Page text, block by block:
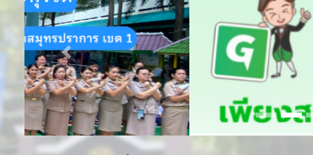
Previous